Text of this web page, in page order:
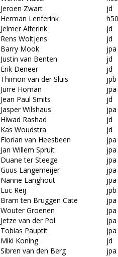
Jeroen Zwart
jd
Herman Lenferink
h50
Jelmer Alferink
jd
Rens Woltjens
jd
Barry Mook
jpa
Justin van Benten
jd
Erik Deneer
jd
Thimon van der Sluis
jpb
Jurre Homan
jpa
Jean Paul Smits
jd
Jasper Wilshaus
jpa
Hiwad Rashad
jd
Kas Woudstra
jd
Florian van Heesbeen
jpa
Jan Willem Spruit
jpa
Duane ter Steege
jpa
Guus Langemeijer
jpa
Nanne Langhout
jpa
Luc Reij
jpb
Bram ten Bruggen Cate
jpa
Wouter Groenen
jpa
Jetze van der Pol
jpa
Tobias Pauptit
jpa
Miki Koning
jd
Sibren van den Berg
jpa